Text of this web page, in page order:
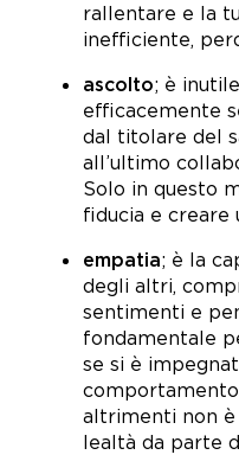
rallentare e la
inefficiente,
ascolto; è
efficacemente
dal titolare del
all’ultimo
Solo in questo
fiducia e creare
empatia; è la
degli altri,
sentimenti e
fondamentale
se si è
altrimenti non
lealtà da parte